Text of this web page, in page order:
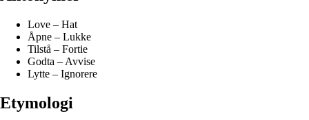
Love – Hat
Åpne – Lukke
Tilstå – Fortie
Godta – Avvise
Lytte – Ignorere
Etymologi